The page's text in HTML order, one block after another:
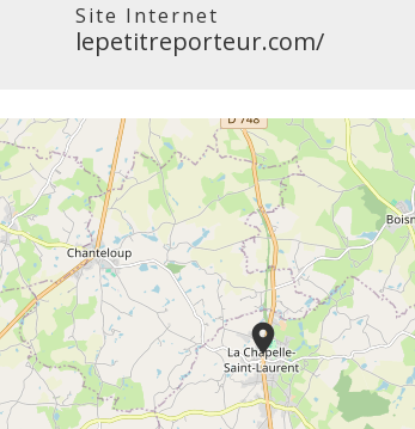
Site Internet
lepetitreporteur.com/
location_on